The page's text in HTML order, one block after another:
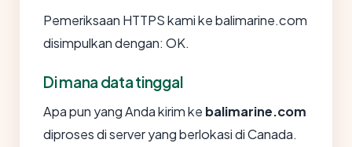
Pemeriksaan HTTPS kami ke balimarine.com
disimpulkan dengan: OK.
Di mana data tinggal
Apa pun yang Anda kirim ke balimarine.com
diproses di server yang berlokasi di Canada.